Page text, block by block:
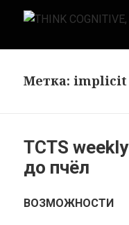
THINK
Метка:implicit
TCTS
до пчёл
ВОЗМОЖНОСТИ